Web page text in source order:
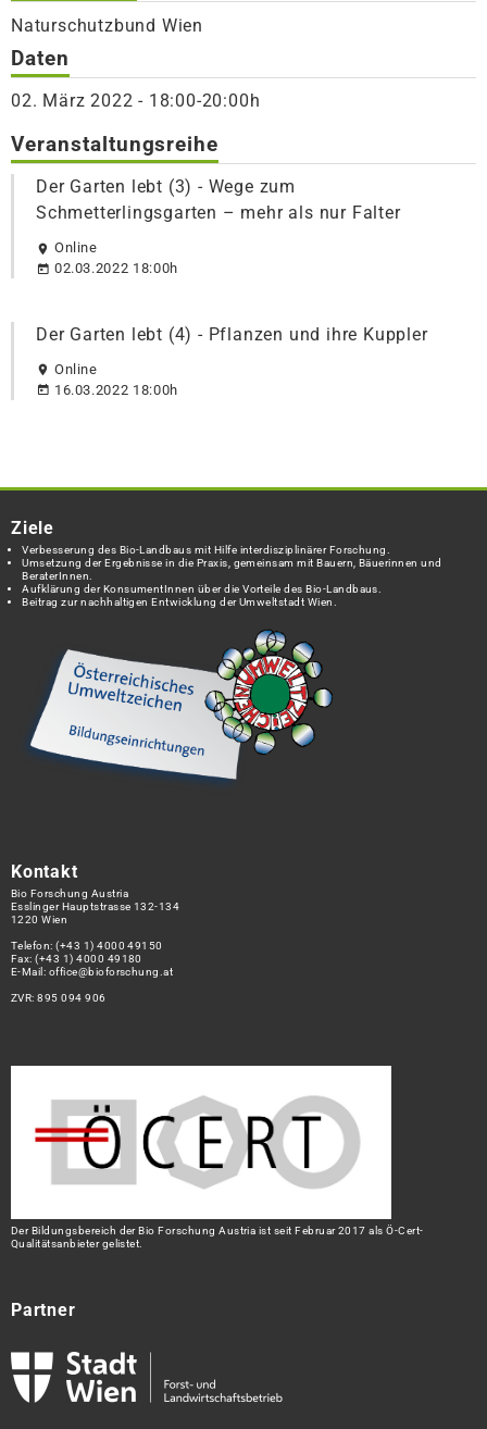
Naturschutzbund Wien
Daten
02. März 2022 - 18:00-20:00h
Veranstaltungsreihe
Der Garten lebt (3) - Wege zum
Schmetterlingsgarten – mehr als nur Falter
Online
02.03.2022 18:00h
Der Garten lebt (4) - Pflanzen und ihre Kuppler
Online
16.03.2022 18:00h
Ziele
Verbesserung des Bio-Landbaus mit Hilfe interdisziplinärer Forschung.
Umsetzung der Ergebnisse in die Praxis, gemeinsam mit Bauern, Bäuerinnen und
BeraterInnen.
Aufklärung der KonsumentInnen über die Vorteile des Bio-Landbaus.
Beitrag zur nachhaltigen Entwicklung der Umweltstadt Wien.
Kontakt
Bio Forschung Austria
Esslinger Hauptstrasse 132-134
1220 Wien
Telefon:(+43 1) 4000 49150
Fax: (+43 1) 4000 49180
E-Mail: office@bioforschung.at
ZVR: 895 094 906
Der Bildungsbereich der Bio Forschung Austria ist seit Februar 2017 als Ö-Cert-
Qualitätsanbieter gelistet.
Partner